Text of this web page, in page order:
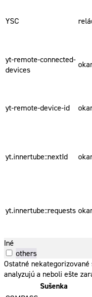
YSC
yt-remote-connected-
devices
yt-remote-device-id
yt.innertube::nextId
yt.innertube::requests
Iné
others
Ostatné
analyzujú a neboli ešte
Sušenka